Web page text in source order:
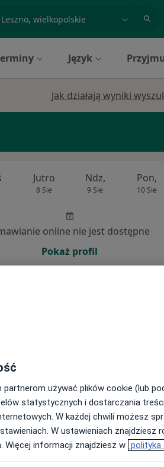
Język
Jak działają wyniki
Jutro
8 Sie
Ndz,
9 Sie
Pon,
10 Sie
online nie jest dostępne
Pokaż profil
Jutro
8 Sie
Ndz,
9 Sie
Pon,
10 Sie
online nie jest dostępne
używać plików cookie (lub
statystycznych i dostarczania
W każdej chwili możesz
W ustawieniach znajdziesz
informacji znajdziesz w polityka